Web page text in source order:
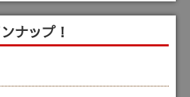
ナップ！